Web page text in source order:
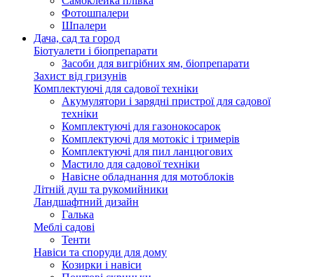
Фотошпалери
Шпалери
Дача, сад та город
Біотуалети і біопрепарати
Засоби для вигрібних ям, біопрепарати
Захист від гризунів
Комплектуючі для садової техніки
Акумулятори і зарядні пристрої для садової
техніки
Комплектуючі для газонокосарок
Комплектуючі для мотокіс і тримерів
Комплектуючі для пил ланцюгових
Мастило для садової техніки
Навісне обладнання для мотоблоків
Літній душ та рукомийники
Ландшафтний дизайн
Галька
Меблі садові
Тенти
Навіси та споруди для дому
Козирки і навіси